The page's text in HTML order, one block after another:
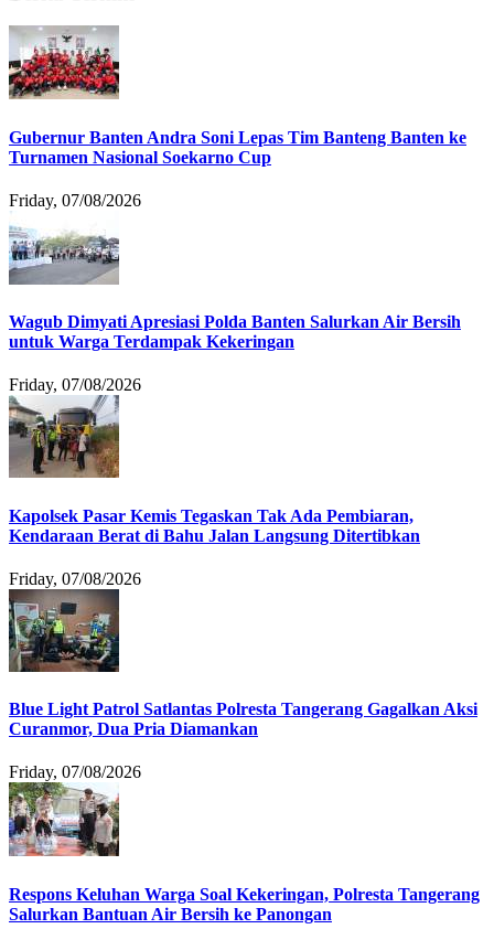
Gubernur Banten Andra Soni Lepas Tim Banteng Banten ke
Turnamen Nasional Soekarno Cup
Friday, 07/08/2026
Wagub Dimyati Apresiasi Polda Banten Salurkan Air Bersih
untuk Warga Terdampak Kekeringan
Friday, 07/08/2026
Kapolsek Pasar Kemis Tegaskan Tak Ada Pembiaran,
Kendaraan Berat di Bahu Jalan Langsung Ditertibkan
Friday, 07/08/2026
Blue Light Patrol Satlantas Polresta Tangerang Gagalkan Aksi
Curanmor, Dua Pria Diamankan
Friday, 07/08/2026
Respons Keluhan Warga Soal Kekeringan, Polresta Tangerang
Salurkan Bantuan Air Bersih ke Panongan